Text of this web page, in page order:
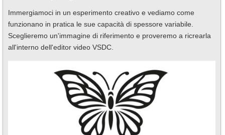
Immergiamoci in un esperimento creativo e vediamo come
funzionano in pratica le sue capacità di spessore variabile.
Sceglieremo un'immagine di riferimento e proveremo a ricrearla
all'interno dell'editor video VSDC.